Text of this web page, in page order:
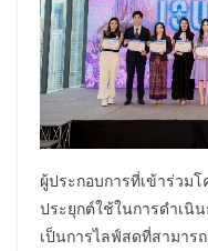
ผู้ประกอบการที่เข้าร่วม
ประยุกต์ใช้ในการดำเนิ
เป็นการไลฟ์สดที่สามาร